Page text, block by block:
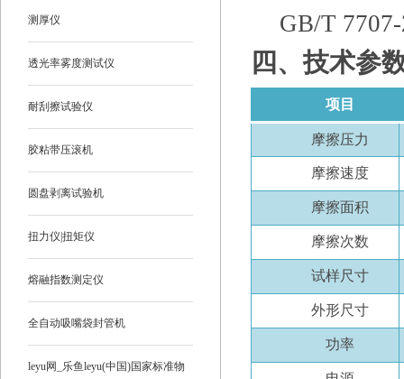
测厚仪
透光率雾度测试仪
耐刮擦试验仪
胶粘带压滚机
圆盘剥离试验机
扭力仪|扭矩仪
熔融指数测定仪
全自动吸嘴袋封管机
leyu网_乐鱼leyu(中国)国家标准物
GB/T
四、技术参
项目
摩擦压力
摩擦速度
摩擦面积
摩擦次数
试样尺寸
外形尺寸
功率